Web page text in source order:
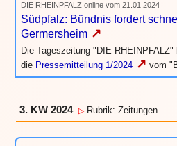
DIE RHEINPFALZ online vom 21.01.2024
Südpfalz: Bündnis fordert
Germersheim ↗
Die Tageszeitung "DIE
die Pressemitteilung 1/2024 ↗ vom
3. KW 2024 ▷ Rubrik: Zeitungen